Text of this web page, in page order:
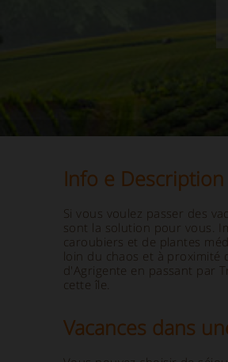
Info e Description
Si vous voulez passer des
sont la solution pour vous.
caroubiers et de plantes
loin du chaos et à proximité
d'Agrigente en passant par
cette île.
Vacances dans